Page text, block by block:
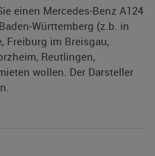
einen Mercedes-Benz A124
Württemberg (z.b. in
Freiburg im Breisgau,
Reutlingen,
wollen. Der Darsteller